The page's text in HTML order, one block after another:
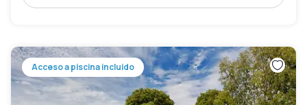
Acceso a piscina incluido